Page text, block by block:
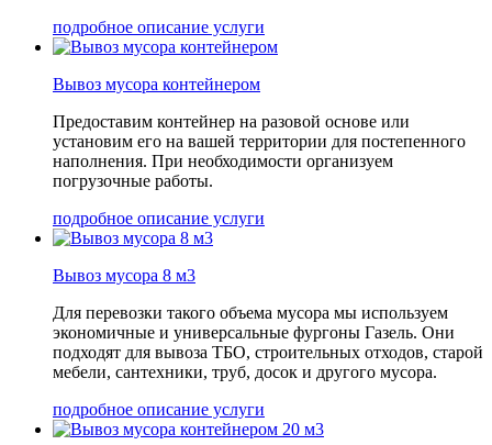
подробное описание услуги
Вывоз мусора контейнером
Предоставим контейнер на разовой основе или
установим его на вашей территории для постепенного
наполнения. При необходимости организуем
погрузочные работы.
подробное описание услуги
Вывоз мусора 8 м3
Для перевозки такого объема мусора мы используем
экономичные и универсальные фургоны Газель. Они
подходят для вывоза ТБО, строительных отходов, старой
мебели, сантехники, труб, досок и другого мусора.
подробное описание услуги